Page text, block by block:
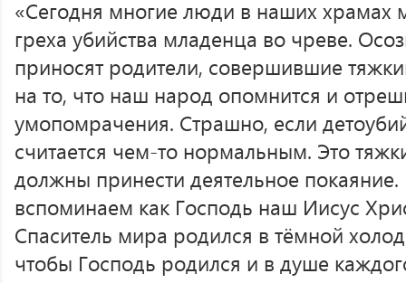
«Сегодня многие люди в наших храмах
греха убийства младенца во чреве.
приносят родители, совершившие
на то, что наш народ опомнится и
умопомрачения. Страшно, если
считается чем-то нормальным. Это
должны принести деятельное
вспоминаем как Господь наш Иисус
Спаситель мира родился в тёмной
чтобы Господь родился и в душе